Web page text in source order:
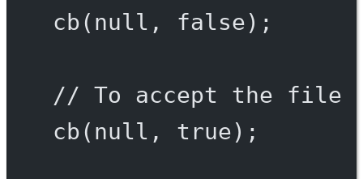
cb( null , false);
// To accept the file
cb( null , true);